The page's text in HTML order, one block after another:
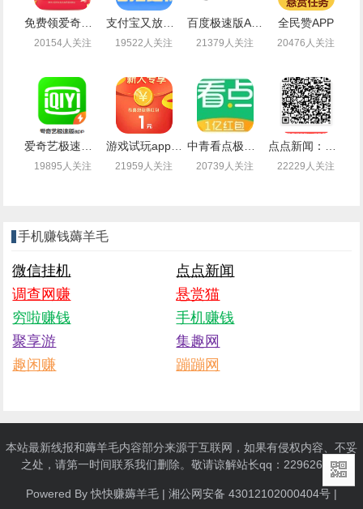
20154人关注
支付宝又放水了免费领取最高99元通用红包
19522人关注
百度极速版APP新老用户登录领取1-14.4元现金红包
21379人关注
全民赞APP
20476人关注
19895人关注
游戏试玩app闲时联盟：注册送1.4元现金，可提现支付宝
21959人关注 20739人关注 22229人关注
手机赚钱薅羊毛
微信挂机
点点新闻
调查网赚
悬赏猫
穷啦赚钱
手机赚钱
聚享游
集趣网
趣闲赚
蹦蹦网
本站最新线报和薅羊毛内容部分来源于互联网，如果有侵权内容、不妥
之处，请第一时间联系我们删除。敬请谅解站长qq：229626550
Powered By 快快赚薅羊毛 | 湘公网安备 43012102000404号|